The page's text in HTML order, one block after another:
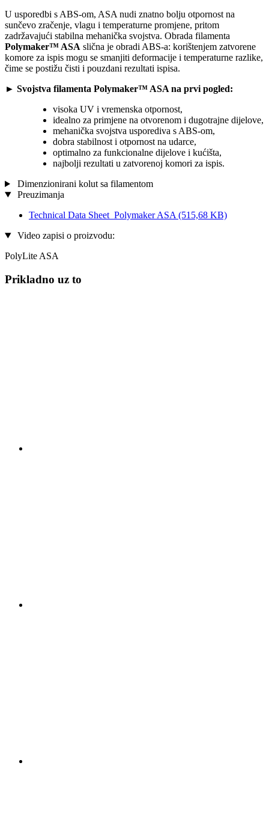
U usporedbi s ABS-om, ASA nudi znatno bolju otpornost na
sunčevo zračenje, vlagu i temperaturne promjene, pritom
zadržavajući stabilna mehanička svojstva. Obrada filamenta
Polymaker™ ASA slična je obradi ABS-a: korištenjem zatvorene
komore za ispis mogu se smanjiti deformacije i temperaturne razlike,
čime se postižu čisti i pouzdani rezultati ispisa.
► Svojstva filamenta Polymaker™ ASA na prvi pogled:
visoka UV i vremenska otpornost,
idealno za primjene na otvorenom i dugotrajne dijelove,
mehanička svojstva usporediva s ABS-om,
dobra stabilnost i otpornost na udarce,
optimalno za funkcionalne dijelove i kućišta,
najbolji rezultati u zatvorenoj komori za ispis.
Dimenzionirani kolut sa filamentom
Preuzimanja
Technical Data Sheet_Polymaker ASA (515,68 KB)
Video zapisi o proizvodu:
PolyLite ASA
Prikladno uz to